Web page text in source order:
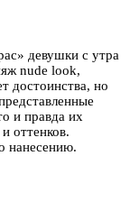
девушки с утра
nude look,
достоинства, но
и правда их
оттенков.
нанесению.